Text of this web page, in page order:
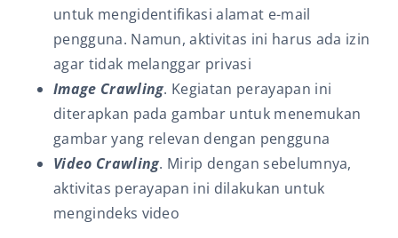
untuk mengidentifikasi alamat e-mail
pengguna. Namun, aktivitas ini harus ada izin
agar tidak melanggar privasi
Image Crawling. Kegiatan perayapan ini
diterapkan pada gambar untuk menemukan
gambar yang relevan dengan pengguna
Video Crawling. Mirip dengan sebelumnya,
aktivitas perayapan ini dilakukan untuk
mengindeks video